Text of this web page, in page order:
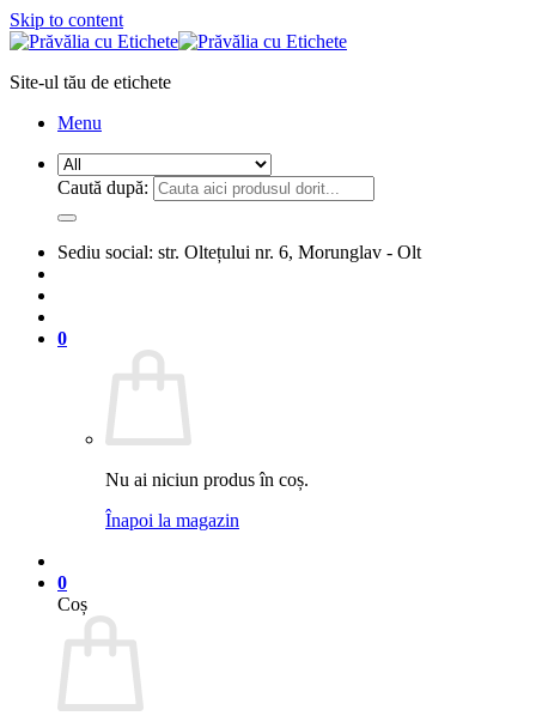
Skip to content
Site-ul tău de etichete
Menu
Caută după:
Sediu social: str. Oltețului nr. 6, Morunglav - Olt
0
Nu ai niciun produs în coș.
Înapoi la magazin
0
Coș